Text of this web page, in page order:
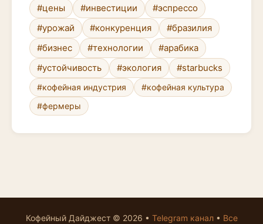
#цены
#инвестиции
#эспрессо
#урожай
#конкуренция
#бразилия
#бизнес
#технологии
#арабика
#устойчивость
#экология #starbucks
#кофейная индустрия
#кофейная культура
#фермеры
Кофейный Дайджест © 2026 • Telegram канал• Все